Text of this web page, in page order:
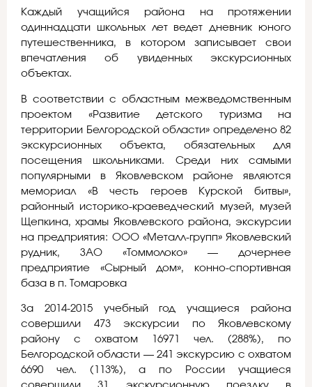
Каждый учащийся района на протяжении
одиннадцати школьных лет ведет дневник юного
путешественника, в котором записывает свои
впечатления об увиденных экскурсионных
объектах.
В соответствии с областным межведомственным
проектом «Развитие детского туризма на
территории Белгородской области» определено 82
экскурсионных объекта, обязательных для
посещения школьниками. Среди них самыми
популярными в Яковлевском районе являются
мемориал «В честь героев Курской битвы»,
районный историко-краеведческий музей, музей
Щепкина, храмы Яковлевского района, экскурсии
на предприятия: ООО «Металл-групп» Яковлевский
рудник, ЗАО «Томмолоко» — дочернее
предприятие «Сырный дом», конно-спортивная
база в п. Томаровка
За 2014-2015 учебный год учащиеся района
совершили 473 экскурсии по Яковлевскому
району с охватом 16971 чел. (288%), по
Белгородской области — 241 экскурсию с охватом
6690 чел. (113%), а по России учащиеся